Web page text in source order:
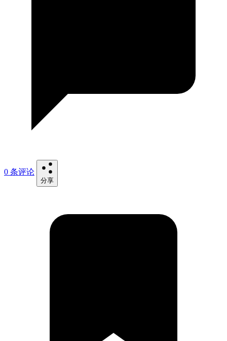
0 条评论
分享